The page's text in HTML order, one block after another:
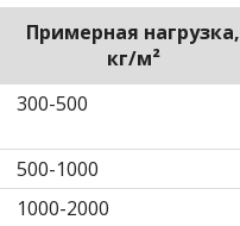
Примерная нагрузка,
кг/м²
300-500
500-1000
1000-2000